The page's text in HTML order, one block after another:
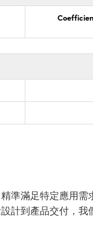
準滿足特定應用需
計到產品交付，我